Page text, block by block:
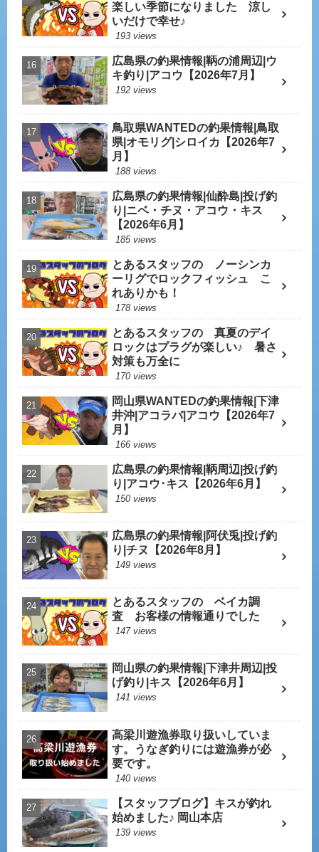
楽しい季節になりました 涼し
いだけで幸せ♪
193 views
広島県の釣果情報|鞆の浦周辺|ウ
キ釣り|アコウ【2026年7月】
192 views
鳥取県WANTEDの釣果情報|鳥取
県|オモリグ|シロイカ【2026年7
月】
188 views
広島県の釣果情報|仙酔島|投げ釣
り|ニベ・チヌ・アコウ・キス
【2026年6月】
185 views
とあるスタッフの ノーシンカ
ーリグでロックフィッシュ こ
れありかも！
178 views
とあるスタッフの 真夏のデイ
ロックはプラグが楽しい♪ 暑さ
対策も万全に
170 views
岡山県WANTEDの釣果情報|下津
井沖|アコラバ|アコウ【2026年7
月】
166 views
広島県の釣果情報|鞆周辺|投げ釣
り|アコウ･キス【2026年6月】
150 views
広島県の釣果情報|阿伏兎|投げ釣
り|チヌ【2026年8月】
149 views
とあるスタッフの ベイカ調
査 お客様の情報通りでした
147 views
岡山県の釣果情報|下津井周辺|投
げ釣り|キス【2026年6月】
141 views
高梁川遊漁券取り扱いしていま
す。うなぎ釣りには遊漁券が必
要です。
140 views
【スタッフブログ】キスが釣れ
始めました♪ 岡山本店
139 views